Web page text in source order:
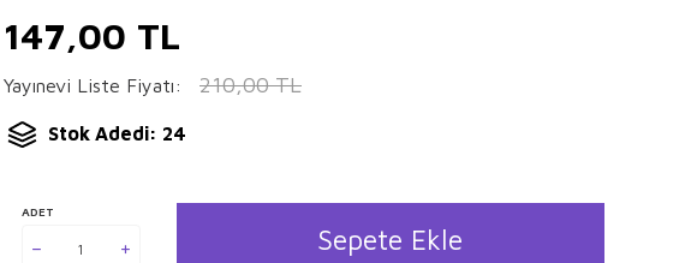
147,00 TL
Yayınevi Liste Fiyatı: 210,00TL
Stok Adedi: 24
ADET
Sepete Ekle